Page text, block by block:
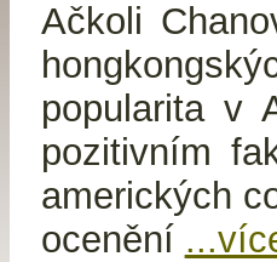
Ačkoli
popularita v
pozitivním
amerických
ocenění